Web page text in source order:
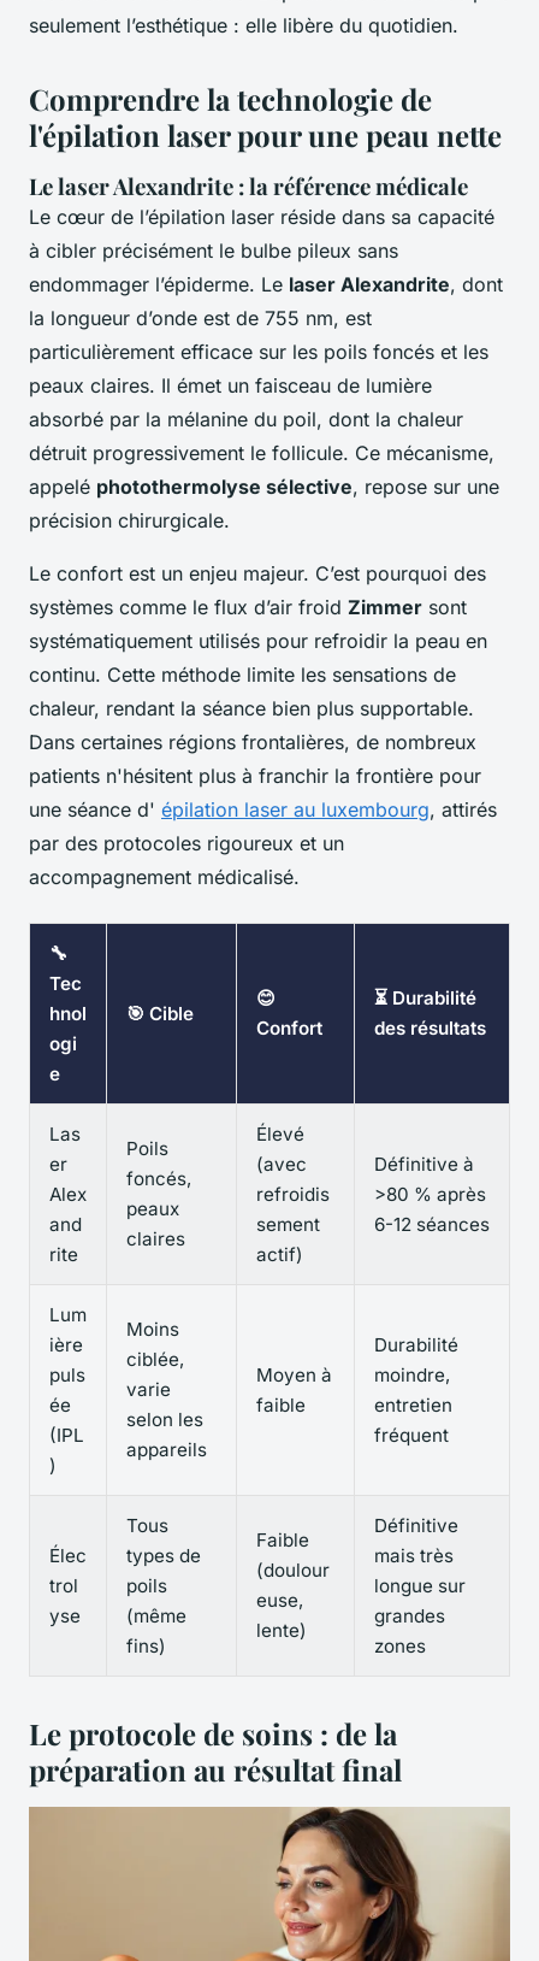
seulement l’esthétique : elle libère du quotidien.
Comprendre la technologie de
l'épilation laser pour une peau nette
Le laser Alexandrite : la référence médicale
Le cœur de l’épilation laser réside dans sa capacité
à cibler précisément le bulbe pileux sans
endommager l’épiderme. Le laser Alexandrite, dont
la longueur d’onde est de 755 nm, est
particulièrement efficace sur les poils foncés et les
peaux claires. Il émet un faisceau de lumière
absorbé par la mélanine du poil, dont la chaleur
détruit progressivement le follicule. Ce mécanisme,
appelé photothermolyse sélective, repose sur une
précision chirurgicale.
Le confort est un enjeu majeur. C’est pourquoi des
systèmes comme le flux d’air froid Zimmer sont
systématiquement utilisés pour refroidir la peau en
continu. Cette méthode limite les sensations de
chaleur, rendant la séance bien plus supportable.
Dans certaines régions frontalières, de nombreux
patients n'hésitent plus à franchir la frontière pour
une séance d' épilation laser au luxembourg, attirés
par des protocoles rigoureux et un
accompagnement médicalisé.
🔧
Tec
hnol
ogi
e
🎯 Cible
😊
Confort
⏳ Durabilité
des résultats
Las
er
Alex
and
rite
Poils
foncés,
peaux
claires
Élevé
(avec
refroidis
sement
actif)
Définitive à
>80 % après
6-12 séances
Lum
ière
puls
ée
(IPL
)
Moins
ciblée,
varie
selon les
appareils
Moyen à
faible
Durabilité
moindre,
entretien
fréquent
Élec
trol
yse
Tous
types de
poils
(même
fins)
Faible
(doulour
euse,
lente)
Définitive
mais très
longue sur
grandes
zones
Le protocole de soins : de la
préparation au résultat final